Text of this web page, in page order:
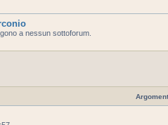
a nessun sottoforum.